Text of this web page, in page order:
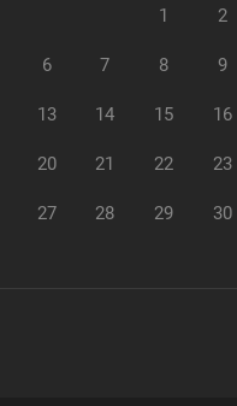
1 2
6 7 8 9
13 14 15 16
20 21 22 23
27 28 29 30